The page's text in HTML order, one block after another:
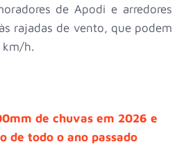
de Apodi e arredores
rajadas de vento, que podem
km/h.
de chuvas em 2026 e
de todo o ano passado